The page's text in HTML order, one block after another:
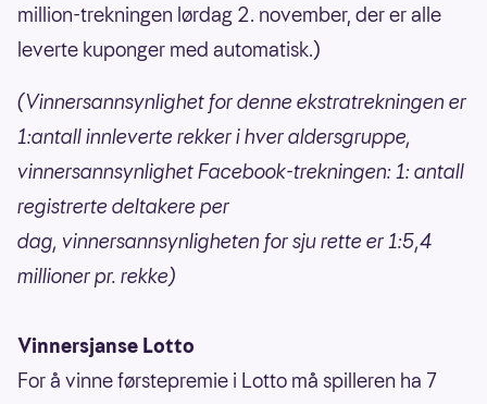
million-trekningen lørdag 2. november, der er alle
leverte kuponger med automatisk.)
(Vinnersannsynlighet for denne ekstratrekningen er
1:antall innleverte rekker i hver aldersgruppe,
vinnersannsynlighet Facebook-trekningen: 1: antall
registrerte deltakere per
dag, vinnersannsynligheten for sju rette er 1:5,4
millioner pr. rekke)
Vinnersjanse Lotto
For å vinne førstepremie i Lotto må spilleren ha 7